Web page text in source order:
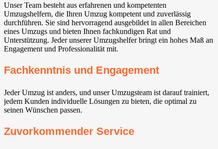
Unser Team besteht aus erfahrenen und kompetenten
Umzugshelfern, die Ihren Umzug kompetent und zuverlässig
durchführen. Sie sind hervorragend ausgebildet in allen Bereichen
eines Umzugs und bieten Ihnen fachkundigen Rat und
Unterstützung. Jeder unserer Umzugshelfer bringt ein hohes Maß an
Engagement und Professionalität mit.
Fachkenntnis und Engagement
Jeder Umzug ist anders, und unser Umzugsteam ist darauf trainiert,
jedem Kunden individuelle Lösungen zu bieten, die optimal zu
seinen Wünschen passen.
Zuvorkommender Service